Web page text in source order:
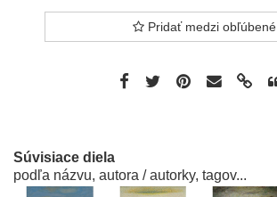
Pridať medzi obľúbené
Súvisiace diela
podľa názvu, autora / autorky, tagov...